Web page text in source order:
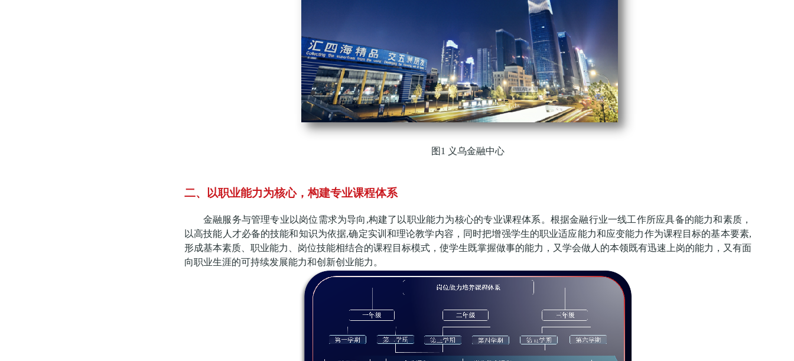
图 1 义乌金融中心
二、以职业能力为核心，构建专业课程体系
金融服务与管理专业以岗位需求为导向 ,构建了以职业能力为核心的专业课程体系。根据金融行业一线工作所应具备的能力和素质，
以高技能人才必备的技能和知识为依据,确定实训和理论教学内容，同时把增强学生的职业适应能力和应变能力作为课程目标的基本要素,
形成基本素质、职业能力、岗位技能相结合的课程目标模式，使学生既掌握做事的能力，又学会做人的本领既有迅速上岗的能力，又有面
向职业生涯的可持续发展能力和创新创业能力。